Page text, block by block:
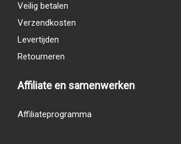
Veilig betalen
Verzendkosten
Levertijden
Retourneren
Affiliate en samenwerken
Affiliateprogramma